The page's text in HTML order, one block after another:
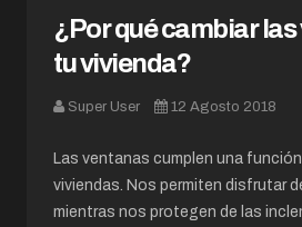
¿Por qué cambiar
tu vivienda?
Super User 12 Agosto 2018
Las ventanas cumplen una
viviendas. Nos permiten disfrutar
mientras nos protegen de las